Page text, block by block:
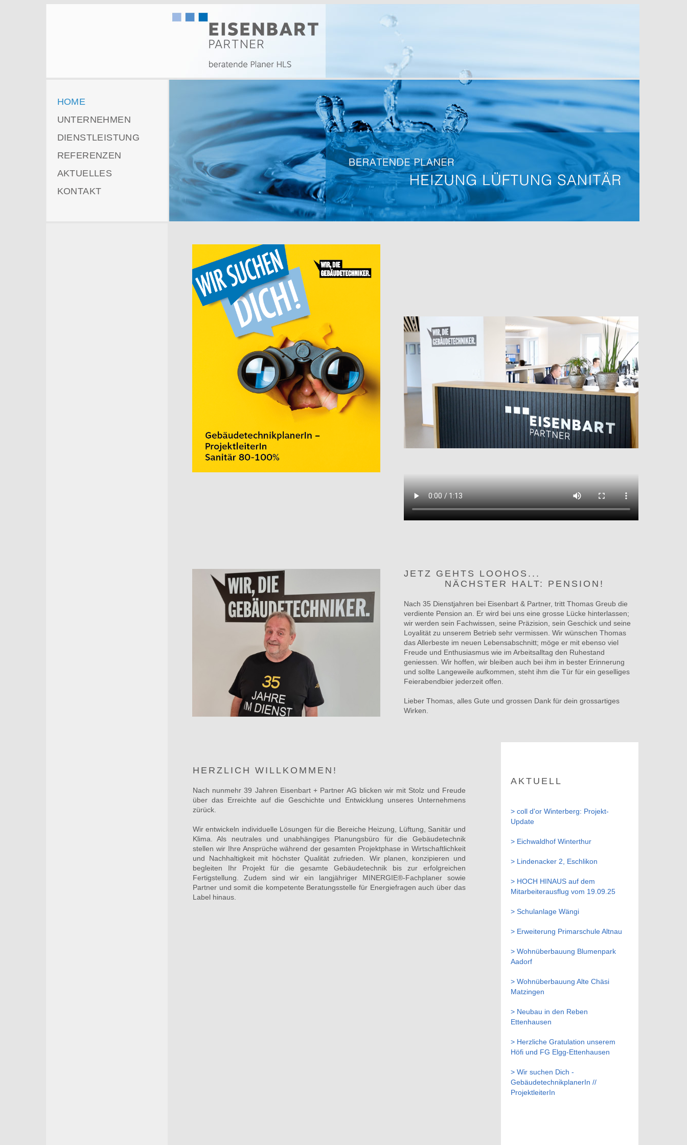
HOME
UNTERNEHMEN
DIENSTLEISTUNG
REFERENZEN
AKTUELLES
KONTAKT
JETZ GEHTS LOOHOS...
NÄCHSTER HALT: PENSION!
Nach 35 Dienstjahren bei Eisenbart & Partner, tritt Thomas Greub die
verdiente Pension an. Er wird bei uns eine grosse Lücke hinterlassen;
wir werden sein Fachwissen, seine Präzision, sein Geschick und seine
Loyalität zu unserem Betrieb sehr vermissen. Wir wünschen Thomas
das Allerbeste im neuen Lebensabschnitt; möge er mit ebenso viel
Freude und Enthusiasmus wie im Arbeitsalltag den Ruhestand
geniessen. Wir hoffen, wir bleiben auch bei ihm in bester Erinnerung
und sollte Langeweile aufkommen, steht ihm die Tür für ein geselliges
Feierabendbier jederzeit offen.
Lieber Thomas, alles Gute und grossen Dank für dein grossartiges
Wirken.
HERZLICH WILLKOMMEN!
Nach nunmehr 39 Jahren Eisenbart + Partner AG blicken wir mit Stolz und Freude
über das Erreichte auf die Geschichte und Entwicklung unseres Unternehmens
zürück.
Wir entwickeln individuelle Lösungen für die Bereiche Heizung, Lüftung, Sanitär und
Klima. Als neutrales und unabhängiges Planungsbüro für die Gebäudetechnik
stellen wir Ihre Ansprüche während der gesamten Projektphase in Wirtschaftlichkeit
und Nachhaltigkeit mit höchster Qualität zufrieden. Wir planen, konzipieren und
begleiten Ihr Projekt für die gesamte Gebäudetechnik bis zur erfolgreichen
Fertigstellung. Zudem sind wir ein langjähriger MINERGIE®-Fachplaner sowie
Partner und somit die kompetente Beratungsstelle für Energiefragen auch über das
Label hinaus.
AKTUELL
> coll d'or Winterberg: Projekt-
Update
> Eichwaldhof Winterthur
> Lindenacker 2, Eschlikon
> HOCH HINAUS auf dem
Mitarbeiterausflug vom 19.09.25
> Schulanlage Wängi
> Erweiterung Primarschule Altnau
> Wohnüberbauung Blumenpark
Aadorf
> Wohnüberbauung Alte Chäsi
Matzingen
> Neubau in den Reben
Ettenhausen
> Herzliche Gratulation unserem
Höfi und FG Elgg-Ettenhausen
> Wir suchen Dich -
GebäudetechnikplanerIn //
ProjektleiterIn